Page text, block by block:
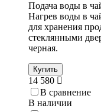
Подача воды в
Нагрев воды в
для хранения
стеклянными
черная.
Купить
14 580
В сравнение
В наличии